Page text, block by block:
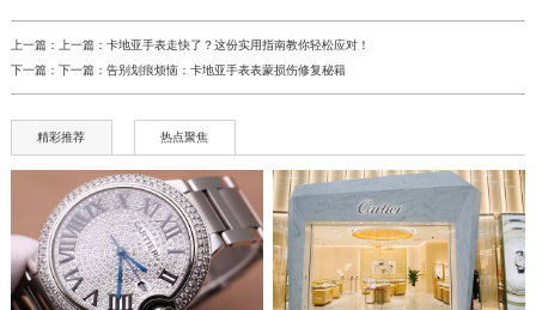
上一篇：上一篇： 卡地亚手表走快了？这份实用指南教你轻松应对！
下一篇：下一篇： 告别划痕烦恼：卡地亚手表表蒙损伤修复秘籍
精彩推荐 热点聚焦